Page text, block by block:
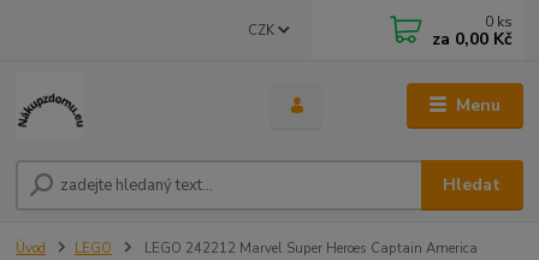
Menu
CZK
Hledat
0 ks
za 0,00 Kč
Úvod LEGO LEGO 242212 Marvel Super Heroes Captain America